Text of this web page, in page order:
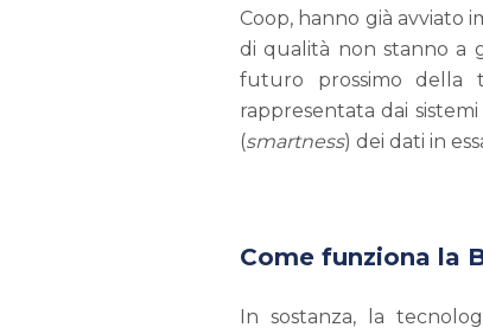
Coop, hanno già avviato
di qualità non stanno a
futuro prossimo della
rappresentata dai
(smartness) dei dati in
Come funziona la
In sostanza, la